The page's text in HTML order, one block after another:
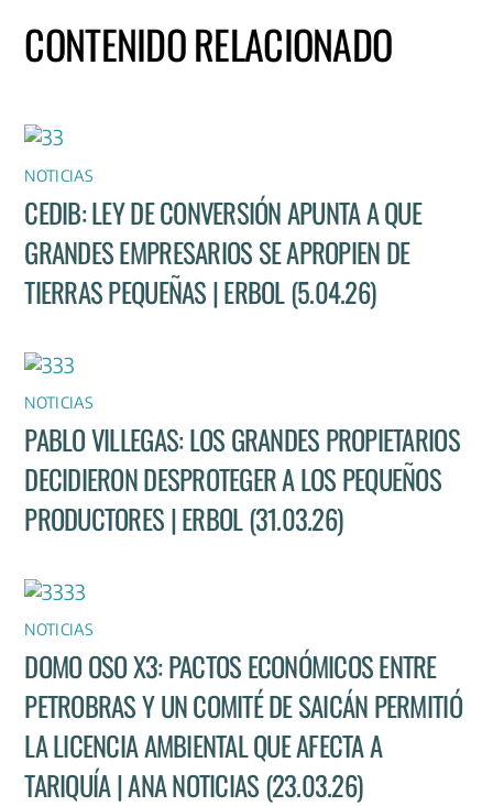
CONTENIDO RELACIONADO
NOTICIAS
CEDIB: LEY DE CONVERSIÓN APUNTA A QUE
GRANDES EMPRESARIOS SE APROPIEN DE
TIERRAS PEQUEÑAS | ERBOL (5.04.26)
NOTICIAS
PABLO VILLEGAS: LOS GRANDES PROPIETARIOS
DECIDIERON DESPROTEGER A LOS PEQUEÑOS
PRODUCTORES | ERBOL (31.03.26)
NOTICIAS
DOMO OSO X3: PACTOS ECONÓMICOS ENTRE
PETROBRAS Y UN COMITÉ DE SAICÁN PERMITIÓ
LA LICENCIA AMBIENTAL QUE AFECTA A
TARIQUÍA | ANA NOTICIAS (23.03.26)